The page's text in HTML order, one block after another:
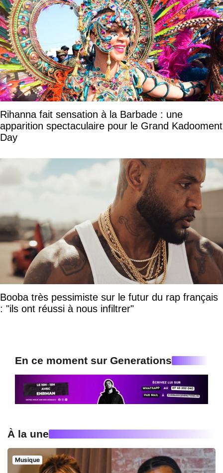
Rihanna fait sensation à la Barbade : une
apparition spectaculaire pour le Grand Kadooment
Day
Booba très pessimiste sur le futur du rap français
: "ils ont réussi à nous infiltrer"
En ce moment sur Generations
À la une
Musique